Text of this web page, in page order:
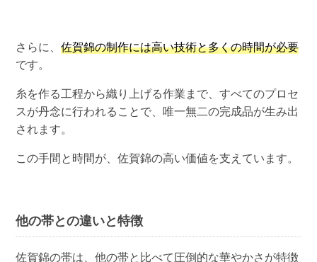
さらに、佐賀錦の制作には高い技術と多くの時間が必要
です。
糸を作る工程から織り上げる作業まで、すべてのプロセ
スが丹念に行われることで、唯一無二の完成品が生み出
されます。
この手間と時間が、佐賀錦の高い価値を支えています。
他の帯との違いと特徴
佐賀錦の帯は、他の帯と比べて圧倒的な華やかさが特徴